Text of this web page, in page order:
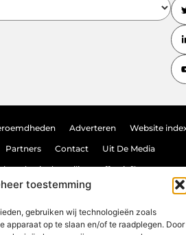
toestemming
gebruiken wij technologieën zoals
apparaat op te slaan en/of te raadplegen. Door
Adverteren Website
Partners Contact Uit De Media
hoe doe je dat veilig en effectief?
haal het maximale uit je online